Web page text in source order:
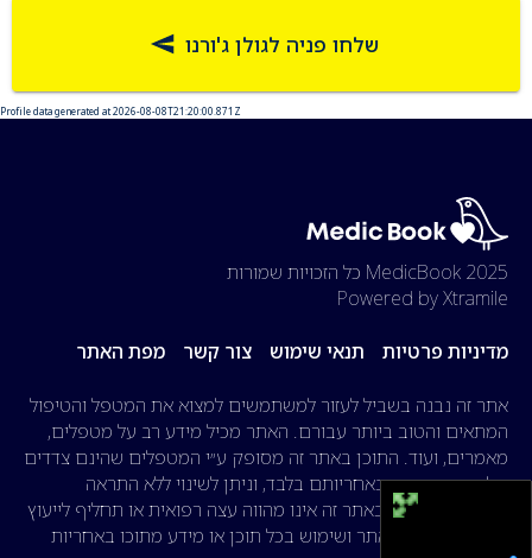
שלחו פניה לגולן ג'ורנו
Profile data generated at 2026-08-08T21:20:00.871Z
2025 MedicBook
כל הזכויות שמורות
Powered by Xtramile
מדיניות פרטיות תנאי שימוש צור קשר מפת האתר
אתר זה נבנה בשביל לעזור למשתמשים למצוא את המטפל והטיפול
המתאים והטוב ביותר עבורם. האתר מכיל מידע רב על מטפלים,
מאמרים, ועוד. התוכן באתר זה מסופק ע״י המטפלים שהינם צדדים
שלישיים, המידע באחריותם בלבד, וניתן לשינוי ללא התראה
מוקדמת. המידע באתר זה אינו מהווה עצה רפואית או תחליף לייעוץ
רפואי. הגלישה באתר ושימוש בכל תוכן או מידע מתוכו באחריות